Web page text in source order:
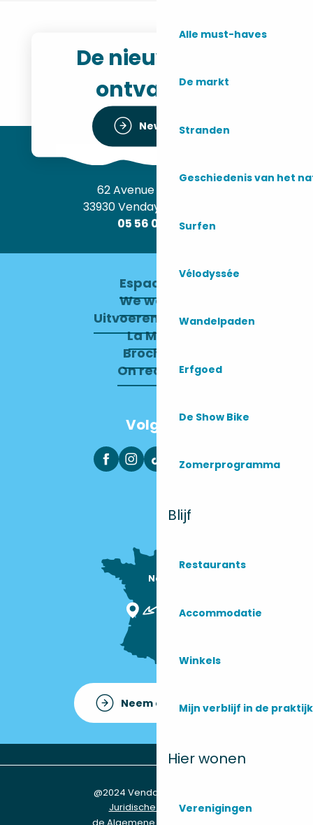
Alle must-haves
De markt
Stranden
Geschiedenis van het
Surfen
Vélodyssée
Wandelpaden
Erfgoed
De Show Bike
Zomerprogramma
Blijf
Restaurants
Accommodatie
Winkels
Mijn verblijf in de praktijk
Hier wonen
Verenigingen
De nieuwsbrief
ontvangen
Newsletter
62 Avenue de l’Océan
33930 Vendays-Montalivet
05 56 09 30 12
Espace pro
We werven
Uitvoerend Comité
La Mairie
Brochures
On recrute !
Volg ons
Nous sommes
Neem contact op met
@2024 Vendays-Montalivet
Juridische informatie